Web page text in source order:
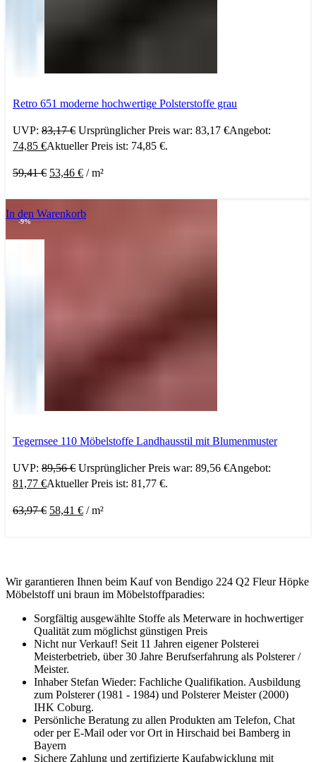
Retro 651 moderne hochwertige Polsterstoffe grau
UVP: 83,17€ Ursprünglicher Preis war: 83,17 €Angebot:
74,85 €Aktueller Preis ist: 74,85 €.
59,41€ 53,46 € /m²
-9%
In den Warenkorb
Tegernsee 110 Möbelstoffe Landhausstil mit Blumenmuster
UVP: 89,56€ Ursprünglicher Preis war: 89,56 €Angebot:
81,77 €Aktueller Preis ist: 81,77 €.
63,97€ 58,41 € /m²
Wir garantieren Ihnen beim Kauf von Bendigo 224 Q2 Fleur Höpke
Möbelstoff uni braun im Möbelstoffparadies:
Sorgfältig ausgewählte Stoffe als Meterware in hochwertiger
Qualität zum möglichst günstigen Preis
Nicht nur Verkauf! Seit 11 Jahren eigener Polsterei
Meisterbetrieb, über 30 Jahre Berufserfahrung als Polsterer /
Meister.
Inhaber Stefan Wieder: Fachliche Qualifikation. Ausbildung
zum Polsterer (1981 - 1984) und Polsterer Meister (2000)
IHK Coburg.
Persönliche Beratung zu allen Produkten am Telefon, Chat
oder per E-Mail oder vor Ort in Hirschaid bei Bamberg in
Bayern
Sichere Zahlung und zertifizierte Kaufabwicklung mit